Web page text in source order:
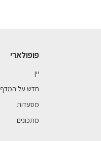
פופולארי
יין
חדש על המדף
מסעדות
מתכונים